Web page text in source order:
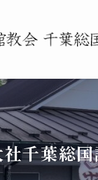
千葉総